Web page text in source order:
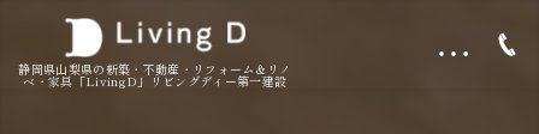
静岡県山梨県の新築・不動産・リフォーム＆リノ
ベ・家具「LivingD」リビングディー第一建設
…